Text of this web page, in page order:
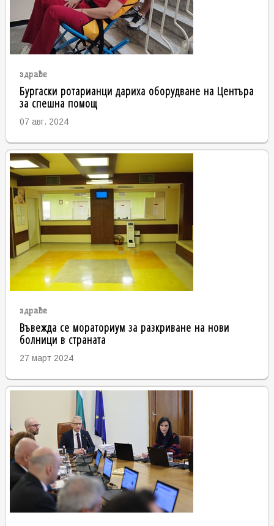
здраве
Бургаски ротарианци дариха оборудване на Центъра
за спешна помощ
07 авг. 2024
здраве
Въвежда се мораториум за разкриване на нови
болници в страната
27 март 2024